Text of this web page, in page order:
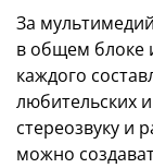
За
в общем блоке
каждого
любительских
стереозвуку и
можно